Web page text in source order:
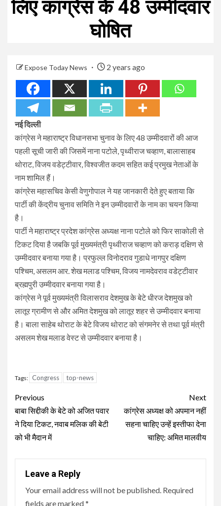
लिए कांग्रेस के 48 उम्मीदवार
घोषित
Expose Today News 2 years ago
नई दिल्ली
कांग्रेस ने महाराष्ट्र विधानसभा चुनाव के लिए 48 उम्मीदवारों की आज
पहली सूची जारी की जिसमें नाना पटोले, पृथ्वीराज चव्हाण, बालासाहब
थोराट, विजय वडेट्टीवार, विश्वजीत कदम सहित कई प्रमुख नेताओं के
नाम शामिल हैं।
कांग्रेस महासचिव केसी वेणुगोपाल ने यह जानकारी देते हुए बताया कि
पार्टी की केंद्रीय चुनाव समिति ने इन उम्मीदवारों के नाम का चयन किया
है।
पार्टी ने महाराष्ट्र प्रदेश कांग्रेस अध्यक्ष नाना पटोले को फिर साकोली से
टिकट दिया है जबकि पूर्व मुख्यमंत्री पृथ्वीराज चव्हाण को कराड़ दक्षिण से
उम्मीदवार बनाया गया है। प्रफुल्ल विनोदराव गुडाधे नागपुर दक्षिण
पश्चिम, असलम आर. शेख मलाड पश्चिम, विजय नामदेवराव वडेट्टीवार
ब्रह्मपुरी उम्मीदवार बनाया गया है।
कांग्रेस ने पूर्व मुख्यमंत्री विलासराव देशमुख के बेटे धीरज देशमुख को
लातूर ग्रामीण से और अमित देशमुख को लातूर शहर से उम्मीदवार बनाया
है। बाला साहेब थोराट के बेटे विजय थोराट को संगमनेर से तथा पूर्व मंत्री
असलम शेख मलाड वेस्ट से उम्मीदवार बनाया है।
Tags: Congress top-news
Continue
Reading
Previous
बाबा सिद्दीकी के बेटे को अजित पवार
ने दिया टिकट, नवाब मलिक की बेटी
को भी मैदान में
Next
कांग्रेस अध्यक्ष को अपमान नहीं
सहना चाहिए उन्हें इस्तीफा देना
चाहिए: अमित मालवीय
Leave a Reply
Your email address will not be published. Required
fields are marked*